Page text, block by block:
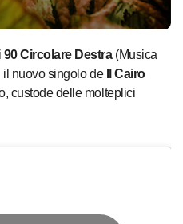
90 Circolare Destra(Musica
il nuovo singolo de
Il Cairo
custode delle molteplici